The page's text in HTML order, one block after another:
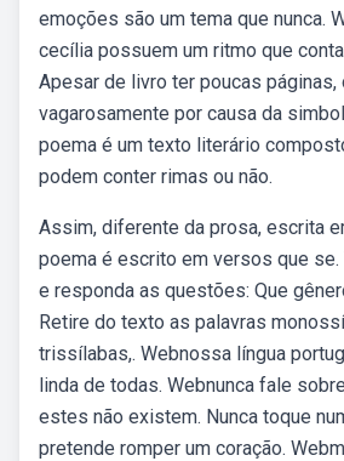
emoções são um tema que nunca.
cecília possuem um ritmo que
Apesar de livro ter poucas páginas,
vagarosamente por causa da
poema é um texto literário
podem conter rimas ou não.
Assim, diferente da prosa, escrita
poema é escrito em versos que
e responda as questões: Que
Retire do texto as palavras
trissílabas,. Webnossa língua
linda de todas. Webnunca fale
estes não existem. Nunca toque
pretende romper um coração.